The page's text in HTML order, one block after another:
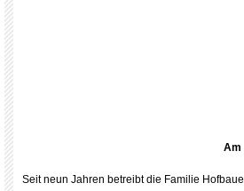
Am
Seit neun Jahren betreibt die Familie